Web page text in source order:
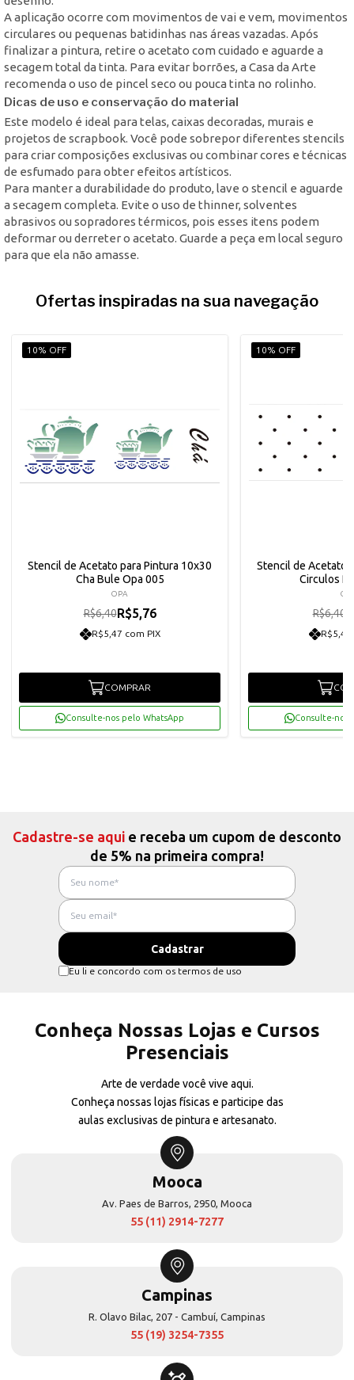
A aplicação ocorre com movimentos de vai e vem, movimentos
circulares ou pequenas batidinhas nas áreas vazadas. Após
finalizar a pintura, retire o acetato com cuidado e aguarde a
secagem total da tinta. Para evitar borrões, a Casa da Arte
recomenda o uso de pincel seco ou pouca tinta no rolinho.
Dicas de uso e conservação do material
Este modelo é ideal para telas, caixas decoradas, murais e
projetos de scrapbook. Você pode sobrepor diferentes stencils
para criar composições exclusivas ou combinar cores e técnicas
de esfumado para obter efeitos artísticos.
Para manter a durabilidade do produto, lave o stencil e aguarde
a secagem completa. Evite o uso de thinner, solventes
abrasivos ou sopradores térmicos, pois esses itens podem
deformar ou derreter o acetato. Guarde a peça em local seguro
para que ela não amasse.
Ofertas inspiradas na sua navegação
10% OFF
Stencil de Acetato para Pintura 10x30
Cha Bule Opa 005
OPA
R$6,40R$5,76
R$5,47 com PIX
COMPRAR
Consulte-nos pelo WhatsApp
10% OFF
Stencil de Acetato
Circulos
R$6,40
R$5,47
Consulte-nos
Cadastre-se aqui e receba um cupom de desconto
de 5% na primeira compra!
Eu li e concordo com os termos de uso
Conheça Nossas Lojas e Cursos
Presenciais
Arte de verdade você vive aqui.
Conheça nossas lojas físicas e participe das
aulas exclusivas de pintura e artesanato.
Mooca
Av. Paes de Barros, 2950, Mooca
55 (11) 2914-7277
Campinas
R. Olavo Bilac, 207 - Cambuí, Campinas
55 (19) 3254-7355